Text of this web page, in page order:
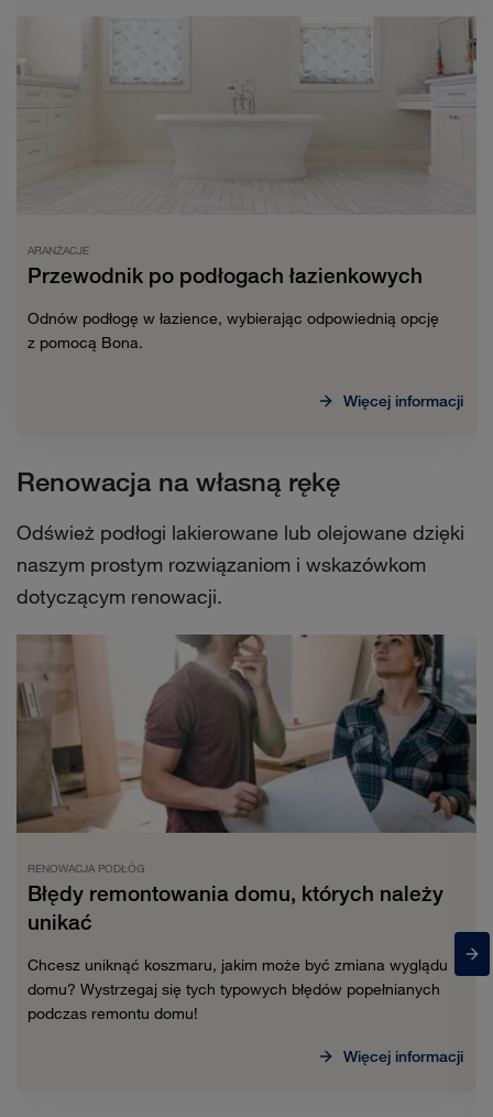
ARANŻACJE
Przewodnik po podłogach łazienkowych
Odnów podłogę w łazience, wybierając odpowiednią opcję
z pomocą Bona.
Więcej informacji
Renowacja na własną rękę
Odśwież podłogi lakierowane lub olejowane dzięki
naszym prostym rozwiązaniom i wskazówkom
dotyczącym renowacji.
RENOWACJA PODŁÓG
Błędy remontowania domu, których należy
unikać
Chcesz uniknąć koszmaru, jakim może być zmiana wyglądu
domu? Wystrzegaj się tych typowych błędów popełnianych
podczas remontu domu!
Więcej informacji